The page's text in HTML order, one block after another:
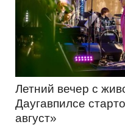
Летний вечер с
Даугавпилсе
август»